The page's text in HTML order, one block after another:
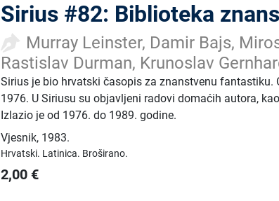
Sirius #82: Biblioteka
Murray Leinster, Damir Bajs,
Rastislav Durman, Krunoslav
Sirius je bio hrvatski časopis za znanstvenu
1976. U Siriusu su objavljeni radovi domaćih autora,
Izlazio je od 1976. do 1989. godine.
Vjesnik, 1983.
Hrvatski. Latinica. Broširano.
2,00 €